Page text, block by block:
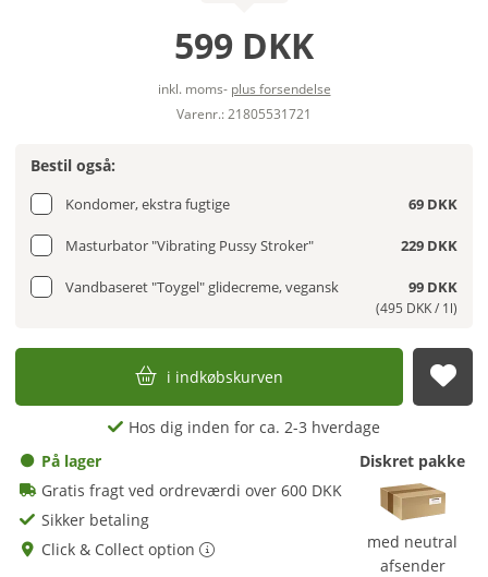
599 DKK
inkl. moms- plus forsendelse
Varenr.: 21805531721
Bestil også:
Kondomer, ekstra fugtige 69 DKK
Masturbator "Vibrating Pussy Stroker" 229 DKK
Vandbaseret "Toygel" glidecreme, vegansk 99 DKK
(495 DKK / 1l)
i indkøbskurven
Hos dig inden for ca. 2-3 hverdage
På lager
Gratis fragt ved ordreværdi over 600 DKK
Sikker betaling
Click & Collect option
Diskret pakke
med neutral
afsender